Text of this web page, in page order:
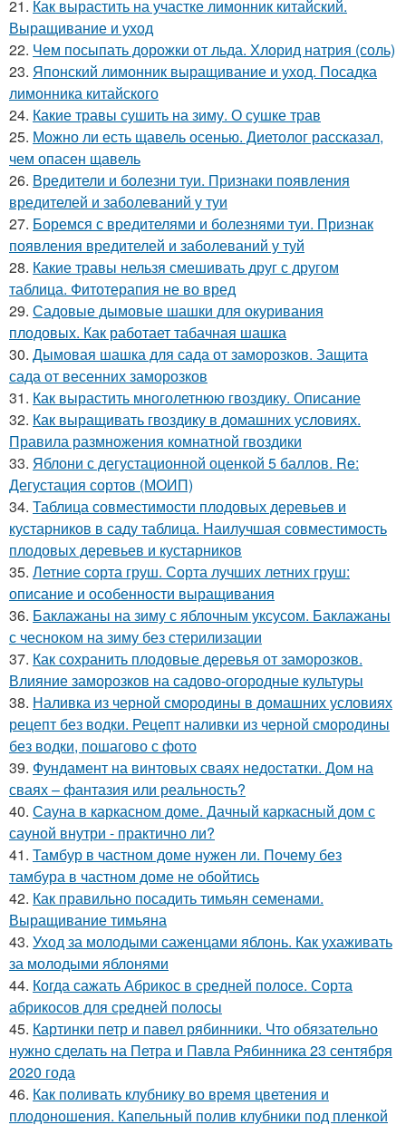
21. Как вырастить на участке лимонник китайский.
Выращивание и уход
22. Чем посыпать дорожки от льда. Хлорид натрия (соль)
23. Японский лимонник выращивание и уход. Посадка
лимонника китайского
24. Какие травы сушить на зиму. О сушке трав
25. Можно ли есть щавель осенью. Диетолог рассказал,
чем опасен щавель
26. Вредители и болезни туи. Признаки появления
вредителей и заболеваний у туи
27. Боремся с вредителями и болезнями туи. Признак
появления вредителей и заболеваний у туй
28. Какие травы нельзя смешивать друг с другом
таблица. Фитотерапия не во вред
29. Садовые дымовые шашки для окуривания
плодовых. Как работает табачная шашка
30. Дымовая шашка для сада от заморозков. Защита
сада от весенних заморозков
31. Как вырастить многолетнюю гвоздику. Описание
32. Как выращивать гвоздику в домашних условиях.
Правила размножения комнатной гвоздики
33. Яблони с дегустационной оценкой 5 баллов. Re:
Дегустация сортов (МОИП)
34. Таблица совместимости плодовых деревьев и
кустарников в саду таблица. Наилучшая совместимость
плодовых деревьев и кустарников
35. Летние сорта груш. Сорта лучших летних груш:
описание и особенности выращивания
36. Баклажаны на зиму с яблочным уксусом. Баклажаны
с чесноком на зиму без стерилизации
37. Как сохранить плодовые деревья от заморозков.
Влияние заморозков на садово-огородные культуры
38. Наливка из черной смородины в домашних условиях
рецепт без водки. Рецепт наливки из черной смородины
без водки, пошагово с фото
39. Фундамент на винтовых сваях недостатки. Дом на
сваях – фантазия или реальность?
40. Сауна в каркасном доме. Дачный каркасный дом с
сауной внутри - практично ли?
41. Тамбур в частном доме нужен ли. Почему без
тамбура в частном доме не обойтись
42. Как правильно посадить тимьян семенами.
Выращивание тимьяна
43. Уход за молодыми саженцами яблонь. Как ухаживать
за молодыми яблонями
44. Когда сажать Абрикос в средней полосе. Сорта
абрикосов для средней полосы
45. Картинки петр и павел рябинники. Что обязательно
нужно сделать на Петра и Павла Рябинника 23 сентября
2020 года
46. Как поливать клубнику во время цветения и
плодоношения. Капельный полив клубники под пленкой